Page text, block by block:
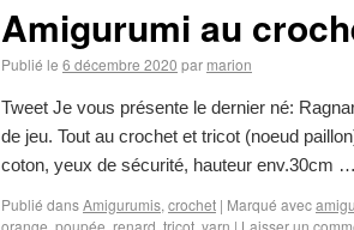
Amigurumi au
Publié le 6 décembre 2020 par marion
Tweet Je vous présente le dernier né:
de jeu. Tout au crochet et tricot (noeud
coton, yeux de sécurité, hauteur env.30cm …
Publié dansAmigurumis, crochet | Marqué avec
orange poupée renard tricot yarn | Laisser un